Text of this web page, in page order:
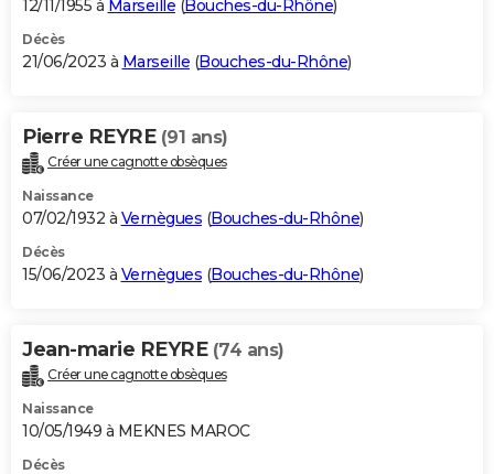
12/11/1955 à Marseille (Bouches-du-Rhône)
Décès
21/06/2023 à Marseille (Bouches-du-Rhône)
Pierre REYRE (91 ans)
Créer une cagnotte obsèques
Naissance
07/02/1932 à Vernègues (Bouches-du-Rhône)
Décès
15/06/2023 à Vernègues (Bouches-du-Rhône)
Jean-marie REYRE (74 ans)
Créer une cagnotte obsèques
Naissance
10/05/1949 à MEKNES MAROC
Décès